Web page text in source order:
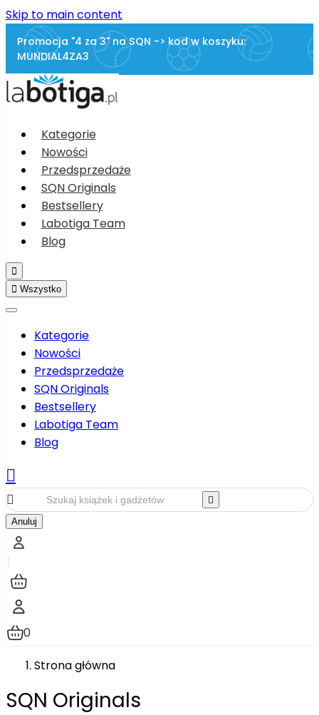
Skip to main content
Promocja "4 za 3" na SQN -> kod w koszyku:
MUNDIAL4ZA3
Kategorie
Nowości
Przedsprzedaże
SQN Originals
Bestsellery
Labotiga Team
Blog

 Wszystko
Kategorie
Nowości
Przedsprzedaże
SQN Originals
Bestsellery
Labotiga Team
Blog



Anuluj
0
Strona główna
SQN Originals